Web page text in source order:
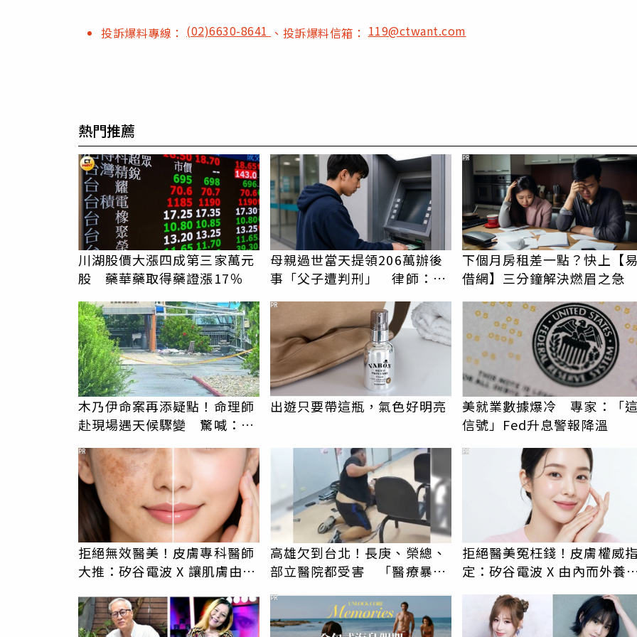
投訴爆料專線： (02)6630-8641 、投訴爆料信箱：119@ctwant.com
熱門推薦
川湖股價大漲四成第三家萬元
股 藥華藥取得藥證漲17％
母親過世當天提領206萬辦後
事「父子遭判刑」 律師：搶
下個月房租差一點？快上【
借網】三分鐘解決燃眉之急
PR
木乃伊命案再添疑點！命理師
赴現場遇天候驟變 驚喊：死
出遊只要帶這瓶，氣色好明亮
PR
美就業數據爆冷 專家：「
信號」Fed升息警報降溫
拒絕無效醫美！皮膚專科醫師
大推：矽谷電波 X 讓肌膚由內
PR
高雄欠到台北！長庚、榮總、
部立醫院都受害 「醫療暴力
男」離譜紀錄曝光
拒絕醫美冤枉錢！皮膚權威
定：矽谷電波 X 由內而外養
逆齡好膚質
PR
PR